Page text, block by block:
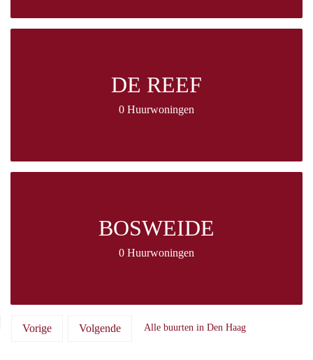
DE REEF
0 Huurwoningen
BOSWEIDE
0 Huurwoningen
Vorige Volgende Alle buurten in Den Haag